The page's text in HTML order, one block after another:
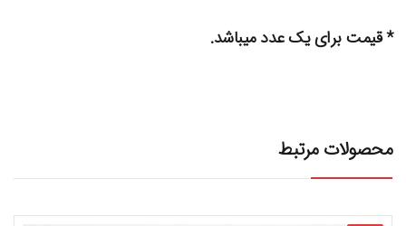
* قیمت برای یک عدد میباشد.
محصولات مرتبط